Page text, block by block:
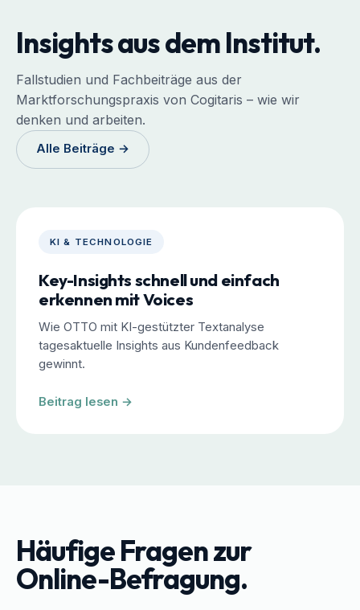
Insights aus dem Institut.
Fallstudien und Fachbeiträge aus der
Marktforschungspraxis von Cogitaris – wie wir
denken und arbeiten.
Alle Beiträge →
KI & TECHNOLOGIE
Key-Insights schnell und einfach
erkennen mit Voices
Wie OTTO mit KI-gestützter Textanalyse
tagesaktuelle Insights aus Kundenfeedback
gewinnt.
Beitrag lesen →
Häufige Fragen zur
Online-Befragung.